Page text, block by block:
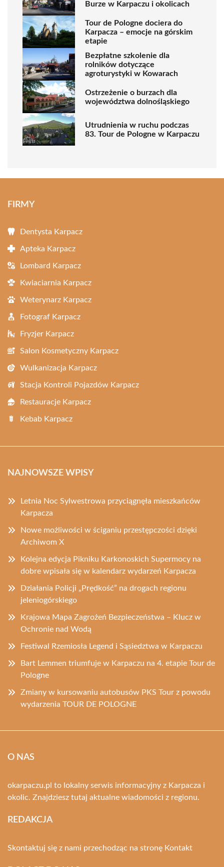
Burze w Karpaczu i okolicach
Tour de Pologne dociera do
Karpacza – emocje na górskim
etapie
Bezpłatne szkolenie dla
rolników dotyczące
agroturystyki w Kowarach
Ostrzeżenie o burzach dla
województwa dolnośląskiego
Utrudnienia w ruchu podczas
83. Tour de Pologne w Karpaczu
FIRMY
Dentysta Karpacz
Apteka Karpacz
Lombard Karpacz
Kwiaciarnia Karpacz
Weterynarz Karpacz
Fotograf Karpacz
Fryzjer Karpacz
Salon Kosmetyczny Karpacz
Wulkanizacja Karpacz
Stacja Kontroli Pojazdów Karpacz
Restauracje Karpacz
Kebab Karpacz
NAJNOWSZE WPISY
Letnia Noc Sylwestrowa przyciągnęła mieszkańców
Karpacza
Nowe możliwości w ściganiu przestępczości dzięki
Archiwom X
Kolejna edycja Pikniku Karkonoskich Supermocy na
dobre wpisała się w kalendarz wydarzeń Karpacza
Działania Policji „Prędkość” na drogach regionu
jeleniogórskiego
Krajowa Mapa Zagrożeń Bezpieczeństwa – Klucz w
Ochronie nad Wodą
Festiwal Rzemiosła Legend i Sąsiedztwa w Karpaczu
Bart Lemmen triumfuje w Karpaczu na 4. etapie Tour de
Pologne
Zmiany w kursowaniu autobusów PKS Tour z powodu
wydarzenia TOUR DE POLOGNE
O NAS
okarpaczu.pl to lokalny serwis informacyjny z Karpacza i
okolic. Znajdziesz tutaj aktualne wiadomości z regionu.
REDAKCJA
Skontaktuj się z nami przechodząc na stronę Kontakt